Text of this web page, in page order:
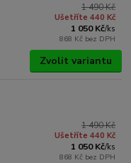
1 490 Kč
Ušetříte 440 Kč
1 050 Kč/ks
868 Kč bez DPH
Zvolit variantu
1 490 Kč
Ušetříte 440 Kč
1 050 Kč/ks
868 Kč bez DPH